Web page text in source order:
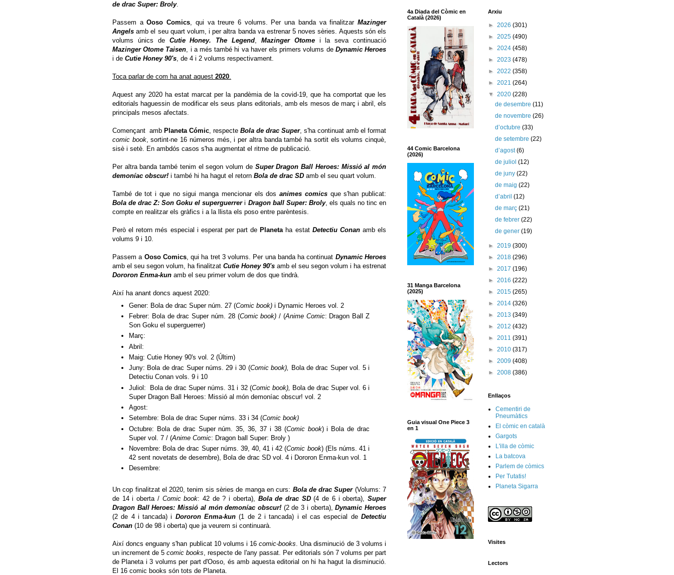
de drac Super: Broly.
Passem aOoso Comics, qui va treure 6 volums. Per una banda va finalitzarMazinger
Angels amb el seu quart volum, i per altra banda va estrenar 5 noves sèries. Aquests són els
volums únics de Cutie Honey. The Legend, Mazinger Otomei la seva continuació
Mazinger Otome Taisen, i a més també hi va haver els primers volums de Dynamic Heroes
i de Cutie Honey 90's, de 4 i 2 volums respectivament.
Toca parlar de com ha anat aquest 2020.
Aquest any 2020 ha estat marcat per la pandèmia de la covid-19, que ha comportat que les
editorials haguessin de modificar els seus plans editorials, amb els mesos de març i abril, els
principals mesos afectats.
Començant amb Planeta Cómic, respecte Bola de drac Super, s'ha continuat amb el format
comic book, sortint-ne 16 números més, i per altra banda també ha sortit els volums cinquè,
sisè i setè. En ambdós casos s'ha augmentat el ritme de publicació.
Per altra banda també tenim el segon volum de Super Dragon Ball Heroes: Missió al món
demoníac obscur! i també hi ha hagut el retorn Bola de drac SD amb el seu quart volum.
També de tot i que no sigui manga mencionar els dosanimes comics que s'han publicat:
Bola de drac Z: Son Goku el superguerreri Dragon ball Super: Broly, els quals no tinc en
compte en realitzar els gràfics i a la llista els poso entre parèntesis.
Però el retorn més especial i esperat per part de Planetaha estat Detectiu Conanamb els
volums 9 i 10.
Passem a Ooso Comics, qui ha tret 3 volums. Per una banda ha continuat Dynamic Heroes
amb el seu segon volum, ha finalitzat Cutie Honey 90's amb el seu segon volum i ha estrenat
Dororon Enma-kun amb el seu primer volum de dos que tindrà.
Així ha anant doncs aquest 2020:
Gener: Bola de drac Super núm. 27 (Comic book) i Dynamic Heroes vol. 2
Febrer: Bola de drac Super núm. 28 (Comic book) / (Anime Comic: Dragon Ball Z
Son Goku el superguerrer)
Març:
Abril:
Maig: Cutie Honey 90's vol. 2 (Últim)
Juny: Bola de drac Super núms. 29 i 30 (Comic book), Bola de drac Super vol. 5 i
Detectiu Conan vols. 9 i 10
Juliol: Bola de drac Super núms. 31 i 32 (Comic book), Bola de drac Super vol. 6 i
Super Dragon Ball Heroes: Missió al món demoníac obscur! vol. 2
Agost:
Setembre: Bola de drac Super núms. 33 i 34 (Comic book)
Octubre: Bola de drac Super núm. 35, 36, 37 i 38 (Comic book) i Bola de drac
Super vol. 7 / (Anime Comic: Dragon ball Super: Broly )
Novembre: Bola de drac Super núms. 39, 40, 41 i 42 (Comic book) (Els núms. 41 i
42 sent novetats de desembre), Bola de drac SD vol. 4 i Dororon Enma-kun vol. 1
Desembre:
Un cop finalitzat el 2020, tenim sis sèries de manga en curs: Bola de drac Super(Volums: 7
de 14 i oberta / Comic book: 42 de ? i oberta), Bola de drac SD(4 de 6 i oberta),Super
Dragon Ball Heroes: Missió al món demoníac obscur! (2 de 3 i oberta),Dynamic Heroes
(2 de 4 i tancada) i Dororon Enma-kun(1 de 2 i tancada) i el cas especial deDetectiu
Conan (10 de 98 i oberta) que ja veurem si continuarà.
Així doncs enguany s'han publicat 10 volums i 16comic-books . Una disminució de 3 volums i
un increment de 5comic books , respecte de l'any passat. Per editorials són 7 volums per part
de Planeta i 3 volums per part d'Ooso, és amb aquesta editorial on hi ha hagut la disminució.
El 16 comic books són tots de Planeta.
4a Diada del Còmic en
Català (2026)
44 Comic Barcelona
(2026)
31 Manga Barcelona
(2025)
Guia visual One Piece 3
en 1
Arxiu
► 2026 (301)
► 2025 (490)
► 2024 (458)
► 2023 (478)
► 2022 (358)
► 2021 (264)
▼ 2020 (228)
de desembre(11)
de novembre(26)
d’octubre(33)
de setembre(22)
d’agost(6)
de juliol(12)
de juny(22)
de maig(22)
d’abril(12)
de març(21)
de febrer(22)
de gener(19)
► 2019 (300)
► 2018 (296)
► 2017 (196)
► 2016 (222)
► 2015 (265)
► 2014 (326)
► 2013 (349)
► 2012 (432)
► 2011 (391)
► 2010 (317)
► 2009 (408)
► 2008 (386)
Enllaços
Cementiri de
Pneumàtics
El còmic en català
Gargots
L'illa de còmic
La batcova
Parlem de còmics
Per Tutatis!
Planeta Sigarra
Visites
Lectors